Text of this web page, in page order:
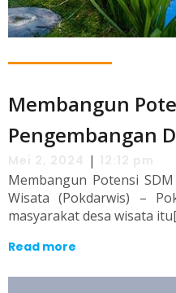
Membangun
Pengembangan
|
Membangun Potensi
Wisata (Pokdarwis) –
masyarakat desa wisata
Read more